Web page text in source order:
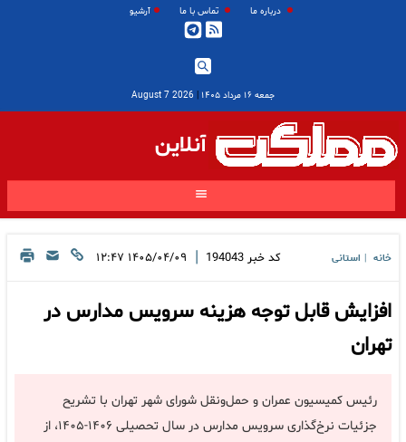
درباره ما تماس با ما آرشیو
جمعه ۱۶ مرداد ۱۴۰۵ |
2026 August 7
آنلاین
خانه استانی کد خبر 194043
| ۱۴۰۵/۰۴/۰۹ ۱۲:۴۷
افزایش قابل توجه هزینه سرویس مدارس در
تهران
رئیس کمیسیون عمران و حمل‌ونقل شورای شهر تهران با تشریح
جزئیات نرخ‌گذاری سرویس مدارس در سال تحصیلی ۱۴۰۶-۱۴۰۵، از